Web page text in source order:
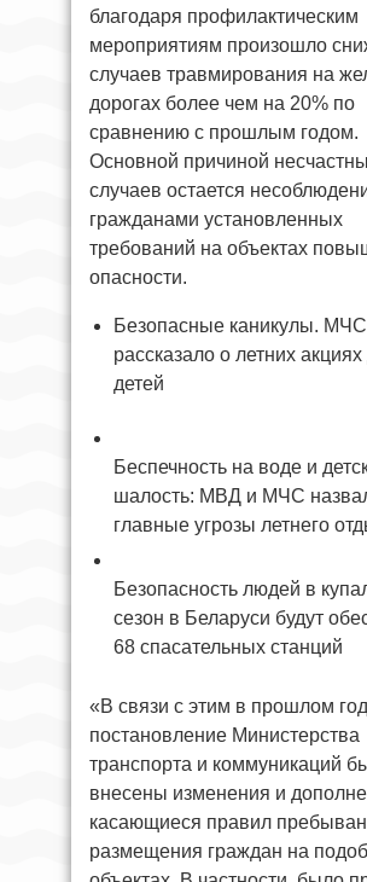
благодаря профилактическим
мероприятиям произошло
случаев травмирования на
дорогах более чем на 20% по
сравнению с прошлым годом.
Основной причиной
случаев остается
гражданами установленных
требований на объектах
опасности.
Безопасные каникулы. МЧС
рассказало о летних акциях
детей
Беспечность на воде и
шалость: МВД и МЧС
главные угрозы летнего
Безопасность людей в
сезон в Беларуси будут
68 спасательных станций
«В связи с этим в прошлом
постановление Министерства
транспорта и коммуникаций
внесены изменения и
касающиеся правил
размещения граждан на